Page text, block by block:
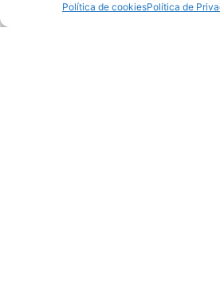
Política de cookiesPolítica de
Servicios